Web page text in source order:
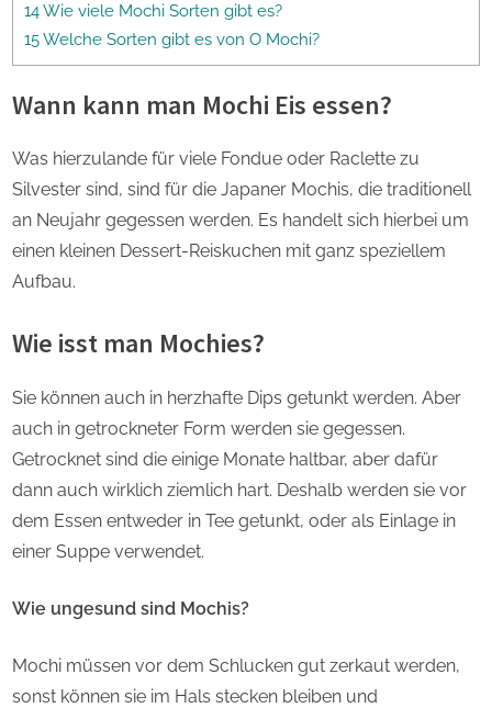
14 Wie viele Mochi Sorten gibt es?
15 Welche Sorten gibt es von O Mochi?
Wann kann man Mochi Eis essen?
Was hierzulande für viele Fondue oder Raclette zu
Silvester sind, sind für die Japaner Mochis, die traditionell
an Neujahr gegessen werden. Es handelt sich hierbei um
einen kleinen Dessert-Reiskuchen mit ganz speziellem
Aufbau.
Wie isst man Mochies?
Sie können auch in herzhafte Dips getunkt werden. Aber
auch in getrockneter Form werden sie gegessen.
Getrocknet sind die einige Monate haltbar, aber dafür
dann auch wirklich ziemlich hart. Deshalb werden sie vor
dem Essen entweder in Tee getunkt, oder als Einlage in
einer Suppe verwendet.
Wie ungesund sind Mochis?
Mochi müssen vor dem Schlucken gut zerkaut werden,
sonst können sie im Hals stecken bleiben und